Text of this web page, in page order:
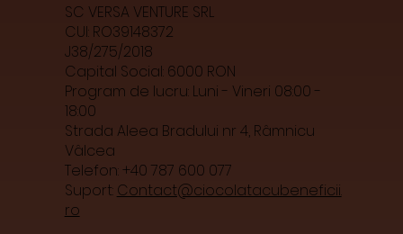
SC VERSA VENTURE SRL
CUI: RO39148372
J38/275/2018
Capital Social: 6000 RON
Program de lucru: Luni - Vineri 08:00 -
18:00
Strada Aleea Bradului nr 4, Râmnicu
Vâlcea
Telefon: +40 787 600 077
Suport: Contact@ciocolatacubeneficii.
ro